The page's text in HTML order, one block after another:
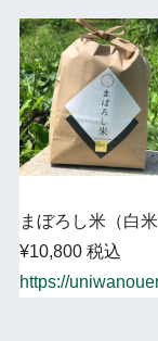
まぼろし米（白米
¥10,800 税込
https://